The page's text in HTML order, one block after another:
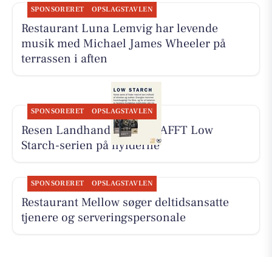
SPONSORERET OPSLAGSTAVLEN
Restaurant Luna Lemvig har levende
musik med Michael James Wheeler på
terrassen i aften
SPONSORERET OPSLAGSTAVLEN
Resen Landhandel har KRAFFT Low
Starch-serien på hylderne
SPONSORERET OPSLAGSTAVLEN
Restaurant Mellow søger deltidsansatte
tjenere og serveringspersonale